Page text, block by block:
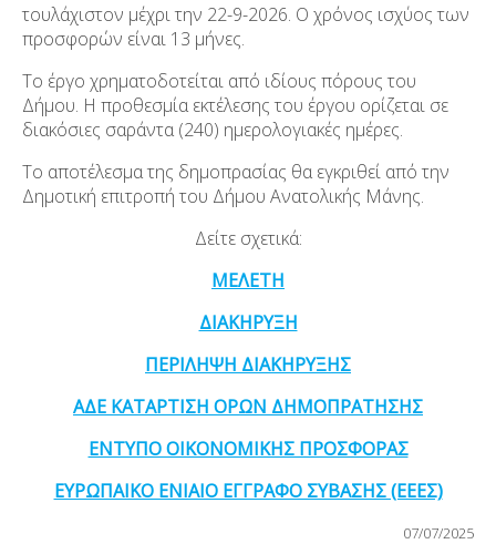
τουλάχιστον μέχρι την 22-9-2026. Ο χρόνος ισχύος των
προσφορών είναι 13 μήνες.
Το έργο χρηματοδοτείται από ιδίους πόρους του
Δήμου. Η προθεσμία εκτέλεσης του έργου ορίζεται σε
διακόσιες σαράντα (240) ημερολογιακές ημέρες.
Το αποτέλεσμα της δημοπρασίας θα εγκριθεί από την
Δημοτική επιτροπή του Δήμου Ανατολικής Μάνης.
Δείτε σχετικά:
ΜΕΛΕΤΗ
ΔΙΑΚΗΡΥΞΗ
ΠΕΡΙΛΗΨΗ ΔΙΑΚΗΡΥΞΗΣ
ΑΔΕ ΚΑΤΑΡΤΙΣΗ ΟΡΩΝ ΔΗΜΟΠΡΑΤΗΣΗΣ
ΕΝΤΥΠΟ ΟΙΚΟΝΟΜΙΚΗΣ ΠΡΟΣΦΟΡΑΣ
ΕΥΡΩΠΑΙΚΟ ΕΝΙΑΙΟ ΕΓΓΡΑΦΟ ΣΥΒΑΣΗΣ (ΕΕΕΣ)
07/07/2025